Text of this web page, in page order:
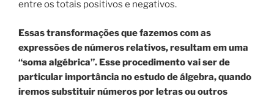
entre os totais positivos e negativos.
Essas transformações que fazemos com as
expressões de números relativos, resultam em uma
“soma algébrica”. Esse procedimento vai ser de
particular importância no estudo de álgebra, quando
iremos substituir números por letras ou outros